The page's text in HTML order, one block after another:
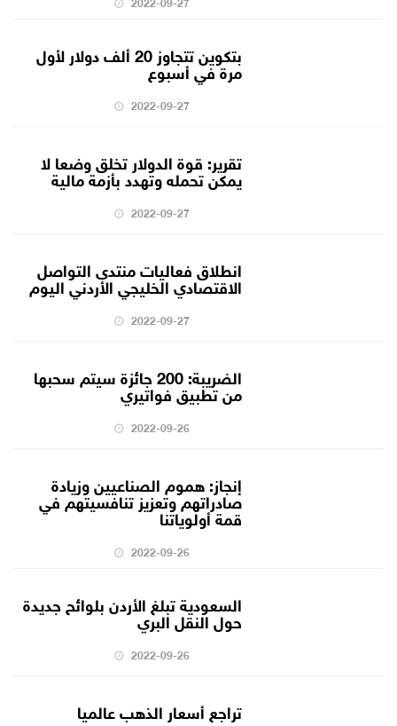
بتكوين تتجاوز 20 ألف دولار لأول
مرة في أسبوع
2022-09-27
تقرير: قوة الدولار تخلق وضعا لا
يمكن تحمله وتهدد بأزمة مالية
2022-09-27
انطلاق فعاليات منتدى التواصل
الاقتصادي الخليجي الأردني اليوم
2022-09-27
الضريبة: 200 جائزة سيتم سحبها
من تطبيق فواتيري
2022-09-26
إنجاز: هموم الصناعيين وزيادة
صادراتهم وتعزيز تنافسيتهم في
قمة أولوياتنا
2022-09-26
السعودية تبلغ الأردن بلوائح جديدة
حول النقل البري
2022-09-26
تراجع أسعار الذهب عالميا